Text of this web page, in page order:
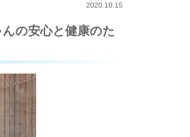
2020.10.15
の安心と健康のた